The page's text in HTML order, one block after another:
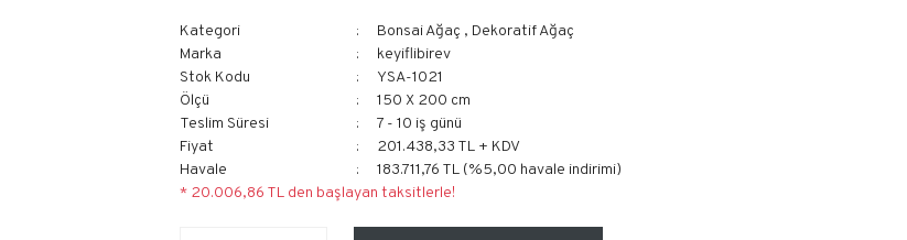
Kategori Bonsai Ağaç , Dekoratif Ağaç
Marka
keyiflibirev
Stok Kodu
YSA-1021
Ölçü
150 X 200 cm
Teslim Süresi
7 - 10 iş günü
Fiyat
201.438,33 TL + KDV
Havale
183.711,76 TL (%5,00 havale indirimi)
* 20.006,86 TL den başlayan taksitlerle!